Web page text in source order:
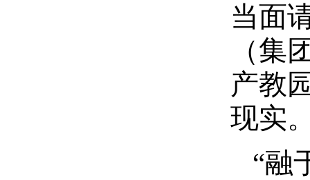
当面
（集
产教
现实
“融